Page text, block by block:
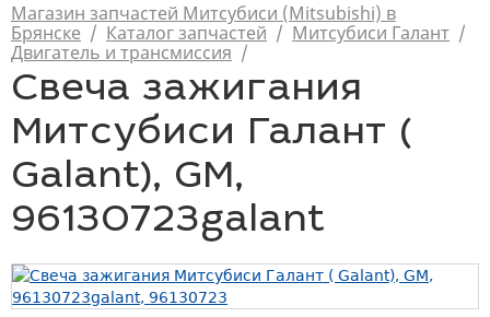
Магазин запчастей Митсубиси (Mitsubishi) в
Брянске / Каталог запчастей / Митсубиси Галант /
Двигатель и трансмиссия /
Свеча зажигания
Митсубиси Галант (
Galant), GM,
96130723galant